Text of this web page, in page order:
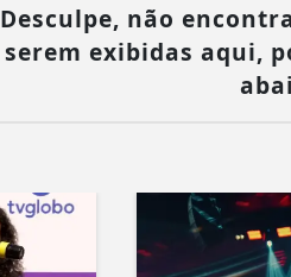
Desculpe, não
serem exibidas aqui,